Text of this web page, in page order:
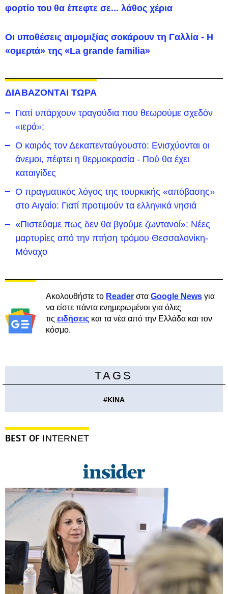
φορτίο του θα έπεφτε σε... λάθος χέρια
Οι υποθέσεις αιμομιξίας σοκάρουν τη Γαλλία - Η
«ομερτά» της «La grande familia»
ΔΙΑΒΑΖΟΝΤΑΙ ΤΩΡΑ
Γιατί υπάρχουν τραγούδια που θεωρούμε σχεδόν
«ιερά»;
Ο καιρός τον Δεκαπενταύγουστο: Ενισχύονται οι
άνεμοι, πέφτει η θερμοκρασία - Πού θα έχει
καταιγίδες
Ο πραγματικός λόγος της τουρκικής «απόβασης»
στο Αιγαίο: Γιατί προτιμούν τα ελληνικά νησιά
«Πιστεύαμε πως δεν θα βγούμε ζωντανοί»: Νέες
μαρτυρίες από την πτήση τρόμου Θεσσαλονίκη-
Μόναχο
Ακολουθήστε το Reader στα Google News για
να είστε πάντα ενημερωμένοι για όλες
τις ειδήσεις και τα νέα από την Ελλάδα και τον
κόσμο.
TAGS
#ΚΙΝΑ
BEST OF INTERNET